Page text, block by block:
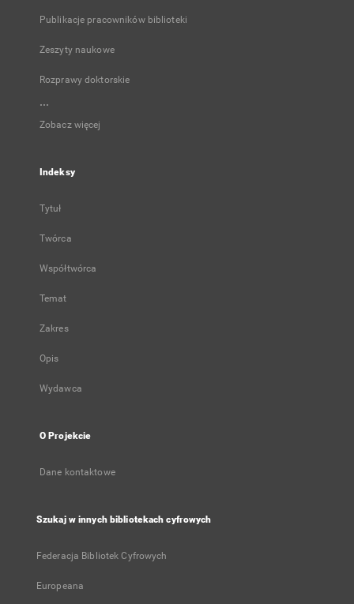
Publikacje pracowników biblioteki
Zeszyty naukowe
Rozprawy doktorskie
...
Zobacz więcej
Indeksy
Tytuł
Twórca
Współtwórca
Temat
Zakres
Opis
Wydawca
O Projekcie
Dane kontaktowe
Szukaj w innych bibliotekach cyfrowych
Federacja Bibliotek Cyfrowych
Europeana